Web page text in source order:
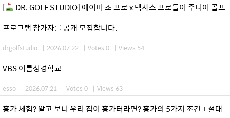
[
DR. GOLF STUDIO] 에이미 조 프로 x 텍사스 프로들이 주니어 골프
프로그램 참가자를 공개 모집합니다.
drgolfstudio | 2026.07.22 | Votes 0 | Views 54
VBS 여름성경학교
esso | 2026.07.21 | Votes 0 | Views 63
흉가 체험? 알고 보니 우리 집이 흉가터라면? 흉가의 5가지 조건 + 절대